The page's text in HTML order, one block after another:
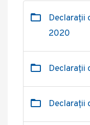
Declarații
2020
Declarații
Declarații